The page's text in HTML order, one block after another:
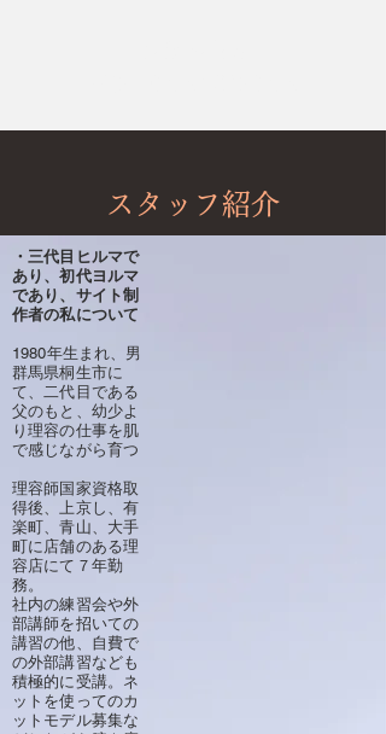
スタッフ紹介
・三代目ヒルマで
あり、初代ヨルマ
であり、サイト制
作者の私について
1980年生まれ、男
群馬県桐生市に
て、二代目である
父のもと、幼少よ
り理容の仕事を肌
で感じながら育つ
理容師国家資格取
得後、上京し、有
楽町、青山、大手
町に店舗のある理
容店にて７年勤
務。
社内の練習会や外
部講師を招いての
講習の他、自費で
の外部講習なども
積極的に受講。ネ
ットを使ってのカ
ットモデル募集な